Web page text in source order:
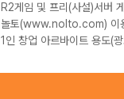
R2게임 및 프리(사설)서버
놀토(www.nolto.com) 이
1인 창업 아르바이트 용도(